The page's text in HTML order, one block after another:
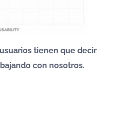
tienen que decir
con nosotros.